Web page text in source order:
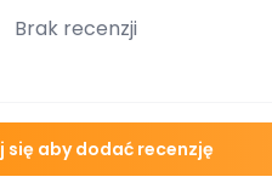
Brak recenzji
się aby dodać recenzję